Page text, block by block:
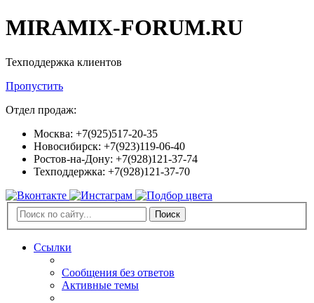
MIRAMIX-FORUM.RU
Техподдержка клиентов
Пропустить
Отдел продаж:
Москва: +7(925)517-20-35
Новосибирск: +7(923)119-06-40
Ростов-на-Дону: +7(928)121-37-74
Техподдержка: +7(928)121-37-70
Поиск
Ссылки
Сообщения без ответов
Активные темы